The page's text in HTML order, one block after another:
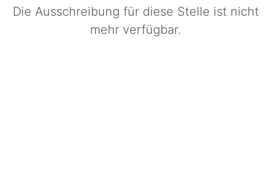
Die Ausschreibung für diese Stelle ist nicht
mehr verfügbar.